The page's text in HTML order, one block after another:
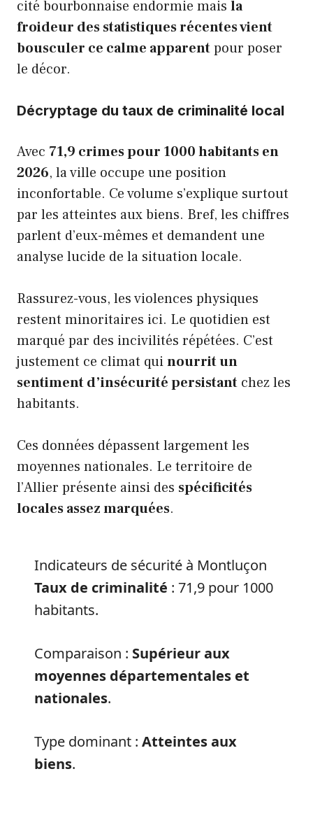
cité bourbonnaise endormie mais la
froideur des statistiques récentes vient
bousculer ce calme apparentpour poser
le décor.
Décryptage du taux de criminalité local
Avec 71,9 crimes pour 1000 habitants en
2026, la ville occupe une position
inconfortable. Ce volume s’explique surtout
par les atteintes aux biens. Bref, les chiffres
parlent d’eux-mêmes et demandent une
analyse lucide de la situation locale.
Rassurez-vous, les violences physiques
restent minoritaires ici. Le quotidien est
marqué par des incivilités répétées. C’est
justement ce climat quinourrit un
sentiment d’insécurité persistant chez les
habitants.
Ces données dépassent largement les
moyennes nationales. Le territoire de
l’Allier présente ainsi des spécificités
locales assez marquées.
Indicateurs de sécurité à Montluçon
Taux de criminalité : 71,9 pour 1000
habitants.
Comparaison : Supérieur aux
moyennes départementales et
nationales.
Type dominant : Atteintes aux
biens.